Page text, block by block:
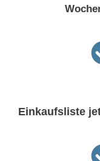
Einkaufsliste